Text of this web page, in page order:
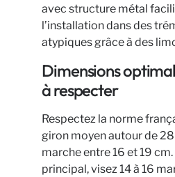
avec structure métal
l’installation dans des
atypiques grâce à des
Dimensions
à respecter
Respectez la norme
giron moyen autour de
marche entre 16 et 19
principal, visez 14 à 16